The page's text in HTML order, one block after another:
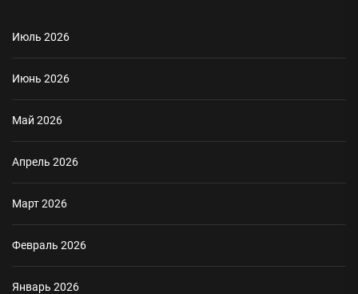
Июль 2026
Июнь 2026
Май 2026
Апрель 2026
Март 2026
Февраль 2026
Январь 2026